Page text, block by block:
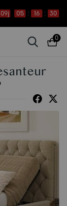
09j 05 : 16 : 29
0